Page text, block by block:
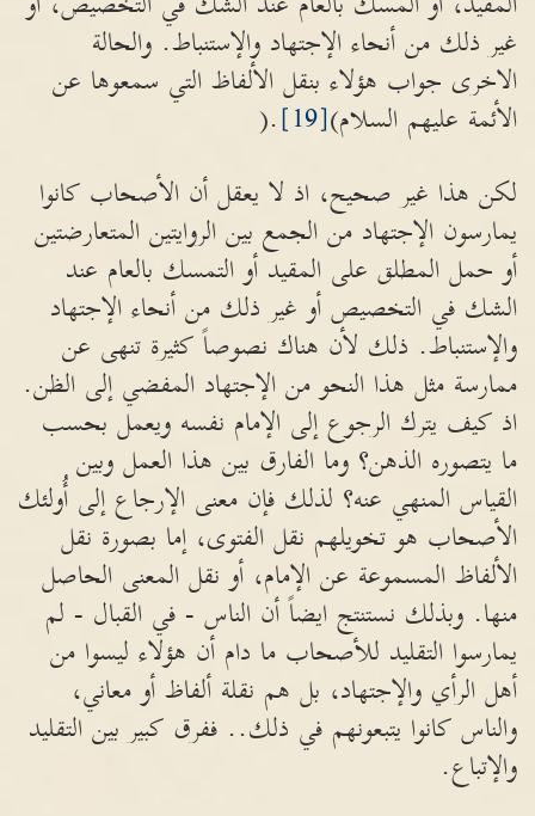
غير ذلك من أنحاء الإجتهاد والإستنباط. والحالة
الاخرى جواب هؤلاء بنقل الألفاظ التي سمعوها عن
الأئمة عليهم السلام)[19]
.(
لكن هذا غير صحيح، اذ لا يعقل أن الأصحاب كانوا
يمارسون الإجتهاد من الجمع بين الروايتين المتعارضتين
أو حمل المطلق على المقيد أو التمسك بالعام عند
الشك في التخصيص أو غير ذلك من أنحاء الإجتهاد
والإستنباط. ذلك لأن هناك نصوصاً كثيرة تنهى عن
ممارسة مثل هذا النحو من الإجتهاد المفضي إلى الظن.
اذ كيف يترك الرجوع إلى الإمام نفسه ويعمل بحسب
ما يتصوره الذهن؟ وما الفارق بين هذا العمل وبين
القياس المنهي عنه؟ لذلك فإن معنى الإرجاع إلى أُولئك
الأصحاب هو تخويلهم نقل الفتوى، إما بصورة نقل
الألفاظ المسموعة عن الإمام، أو نقل المعنى الحاصل
منها. وبذلك نستنتج ايضاً أن الناس - في القبال - لم
يمارسوا التقليد للأصحاب ما دام أن هؤلاء ليسوا من
أهل الرأي والإجتهاد، بل هم نقلة ألفاظ أو معاني،
والناس كانوا يتبعونهم في ذلك.. ففرق كبير بين التقليد
والإتباع.